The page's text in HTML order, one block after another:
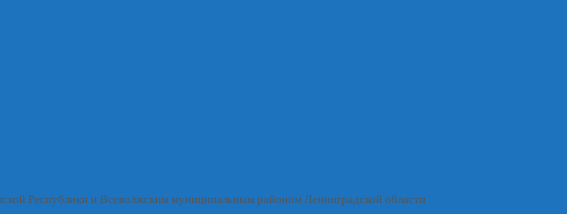
Республики и Всеволжским муниципальным районом Ленинградской области